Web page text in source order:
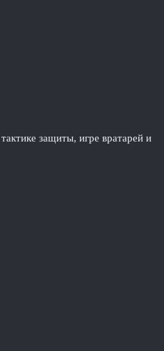
защиты, игре вратарей и